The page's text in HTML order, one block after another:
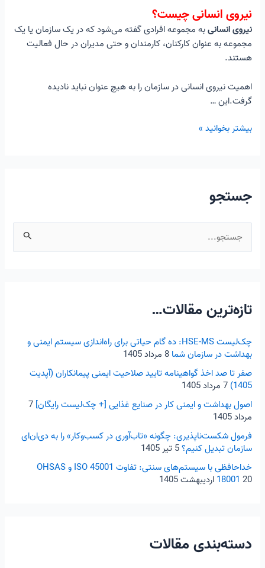
جستجو
س
و
ر
ا
ی
:
تازه‌ترین مقالات…
چک‌لیست HSE-MS: ده گام حیاتی برای راه‌اندازی سیستم ایمنی و
بهداشت در سازمان شما 8 مرداد 1405
صفر تا صد اخذ گواهینامه تایید صلاحیت ایمنی پیمانکاران (آپدیت
1405) 7 مرداد 1405
اصول بهداشت و ایمنی کار در صنایع غذایی [+ چک‌لیست رایگان] 7
مرداد 1405
فرمول شکست‌ناپذیری: چگونه «تاب‌آوری در کسب‌و‌کار» را به دی‌ان‌ای
سازمان تبدیل کنیم؟5 تیر 1405
خداحافظی با سیستم‌های سنتی: تفاوت ISO 45001 و OHSAS
18001 20 اردیبهشت 1405
دسته‌بندی مقالات
نیروی انسانی چیست؟
نیروی انسانیبه مجموعه افرادی گفته می‌شود که در یک سازمان یا یک
مجموعه به عنوان کارکنان، کارمندان و حتی مدیران در حال فعالیت
هستند.
اهمیت نیروی انسانی در سازمان را به هیچ عنوان نباید نادیده
گرفت.این …
سازمان
بیشتر بخوانید »